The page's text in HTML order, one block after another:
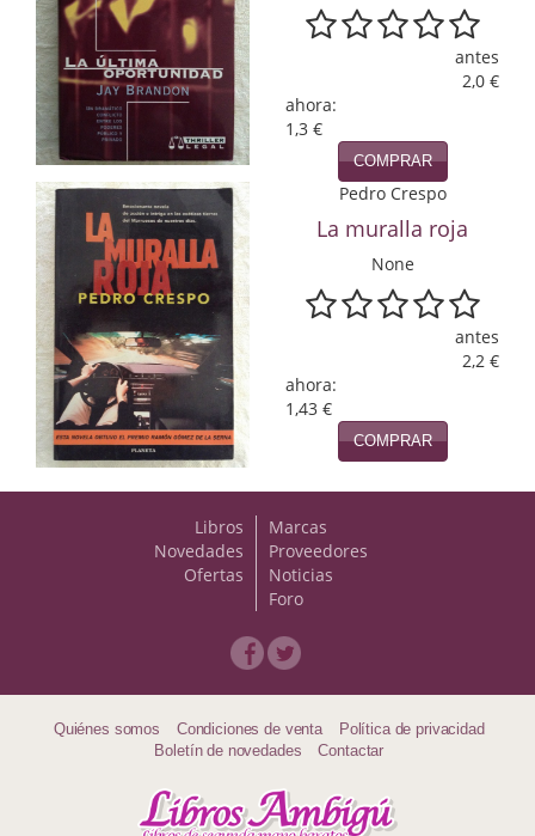
Local
Mafia y espionaje
Matemáticas
Medicina
Música
Naturaleza
Novela Extranjera
Novela fantástica
Novela histórica
Papás, Mamás, Bebés…
antes
2,0 €
ahora:
1,3 €
COMPRAR
Pedro Crespo
La muralla roja
None
antes
2,2 €
ahora:
1,43 €
COMPRAR
Libros
Novedades
Ofertas
Marcas
Proveedores
Noticias
Foro
Quiénes somos Condiciones de venta
Política de privacidad
Boletín de novedades
Contactar